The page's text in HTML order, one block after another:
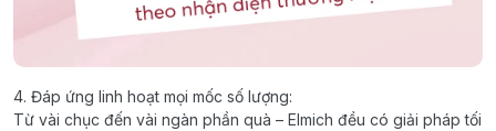
4. Đáp ứng linh hoạt mọi mốc số lượng:
Từ vài chục đến vài ngàn phần quà – Elmich đều có giải pháp tối